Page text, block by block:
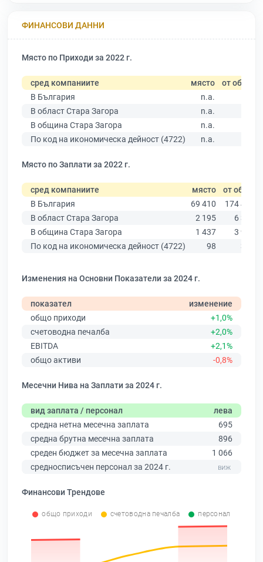
ФИНАНСОВИ ДАННИ
Място по Приходи за 2022 г.
сред компаниите място от общо
В България
n.a.
В област Стара Загора
n.a.
В община Стара Загора
n.a.
По код на икономическа дейност (4722)
n.a.
Място по Заплати за 2022 г.
сред компаниите място от общо
В България
69 410
174 403
В област Стара Загора
2 195
6 394
В община Стара Загора
1 437
3 960
По код на икономическа дейност (4722)
98 381
Изменения на Основни Показатели за 2024 г.
показател
изменение
общо приходи
+1,0%
счетоводна печалба
+2,0%
EBITDA
+2,1%
общо активи
-0,8%
Месечни Нива на Заплати за 2024 г.
вид заплата / персонал
лева
средна нетна месечна заплата
695
средна брутна месечна заплата
896
среден бюджет за месечна заплата
1 066
средносписъчен персонал за 2024 г.
Финансови Трендове
общо приходи счетоводна печалба персонал